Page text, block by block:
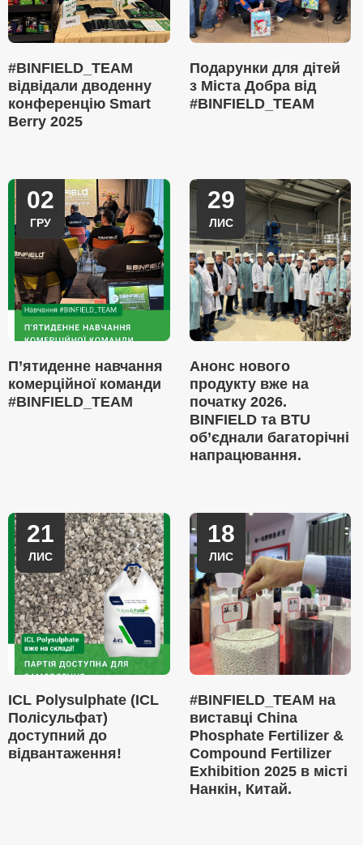
#BINFIELD_TEAM
відвідали дводенну
конференцію Smart
Berry 2025
Подарунки для дітей
з Міста Добра від
#BINFIELD_TEAM
02
ГРУ
П’ятиденне навчання
комерційної команди
#BINFIELD_TEAM
29
ЛИС
Анонс нового
продукту вже на
початку 2026.
BINFIELD та BTU
об’єднали багаторічні
напрацювання.
21
ЛИС
ICL Polysulphate (ICL
Полісульфат)
доступний до
відвантаження!
18
ЛИС
#BINFIELD_TEAM на
виставці China
Phosphate Fertilizer &
Compound Fertilizer
Exhibition 2025 в місті
Нанкін, Китай.